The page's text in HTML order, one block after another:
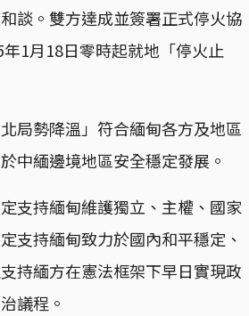
談。雙方達成並簽署正式停火協
1月18日零時起就地「停火止
局勢降溫」符合緬甸各方及地區
中緬邊境地區安全穩定發展。
支持緬甸維護獨立、主權、國家
支持緬甸致力於國內和平穩定、
持緬方在憲法框架下早日實現政
議程。